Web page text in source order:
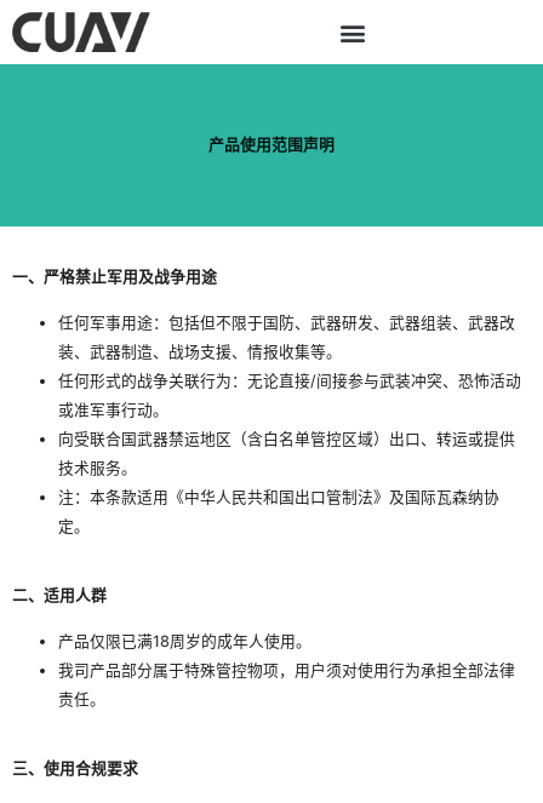
至
产品使用范围声明
一、严格禁止‌军用及战争用途
任何军事用途：包括但不限于国防、武器研发、武器组装、武器改
装、武器制造、战场支援、情报收集等。
任何形式的战争关联行为：无论直接/间接参与武装冲突、恐怖活动
或准军事行动。
向受联合国武器禁运地区（含白名单管控区域）出口、转运或提供
技术服务。
注：本条款适用《中华人民共和国出口管制法》及国际瓦森纳协
定。
‌二、适用人群‌
产品仅限已满18周岁的成年人使用。
我司产品部分属于特殊管控物项，用户须对使用行为承担全部法律
责任。
‌三、使用合规要求‌